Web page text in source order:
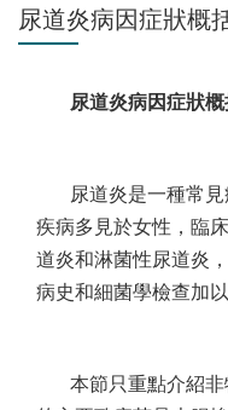
尿道炎病因症狀概
尿道炎病因症狀
尿道炎是一種常
疾病多見於女性，臨
道炎和淋菌性尿道炎
病史和細菌學檢查加以
本節只重點介紹